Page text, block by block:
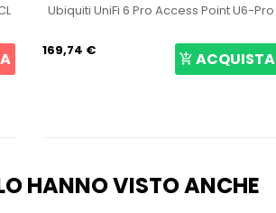
Ubiquiti UniFi 6 Pro Access Point U6-Pro
169,74 € ACQUISTA
HANNO VISTO ANCHE